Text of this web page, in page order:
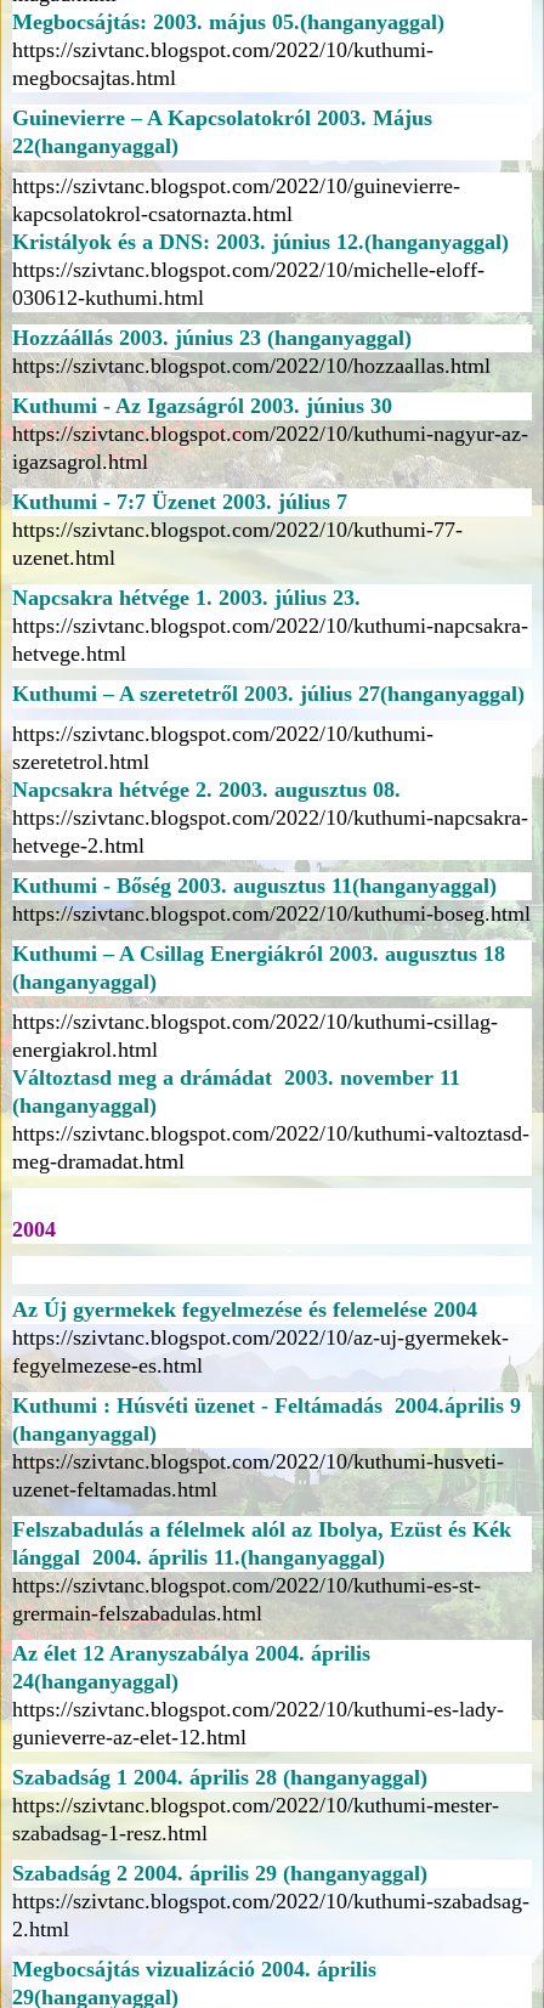
Megbocsájtás: 2003. május 05.(hanganyaggal)
https://szivtanc.blogspot.com/2022/10/kuthumi-
megbocsajtas.html
Guinevierre – A Kapcsolatokról 2003. Május
22(hanganyaggal)
https://szivtanc.blogspot.com/2022/10/guinevierre-
kapcsolatokrol-csatornazta.html
Kristályok és a DNS: 2003. június 12.(hanganyaggal)
https://szivtanc.blogspot.com/2022/10/michelle-eloff-
030612-kuthumi.html
Hozzáállás 2003. június 23 (hanganyaggal)
https://szivtanc.blogspot.com/2022/10/hozzaallas.html
Kuthumi - Az Igazságról 2003. június 30
https://szivtanc.blogspot.com/2022/10/kuthumi-nagyur-az-
igazsagrol.html
Kuthumi - 7:7 Üzenet 2003. július 7
https://szivtanc.blogspot.com/2022/10/kuthumi-77-
uzenet.html
Napcsakra hétvége 1. 2003. július 23.
https://szivtanc.blogspot.com/2022/10/kuthumi-napcsakra-
hetvege.html
Kuthumi – A szeretetről 2003. július 27(hanganyaggal)
https://szivtanc.blogspot.com/2022/10/kuthumi-
szeretetrol.html
Napcsakra hétvége 2. 2003. augusztus 08.
https://szivtanc.blogspot.com/2022/10/kuthumi-napcsakra-
hetvege-2.html
Kuthumi - Bőség 2003. augusztus 11(hanganyaggal)
https://szivtanc.blogspot.com/2022/10/kuthumi-boseg.html
Kuthumi – A Csillag Energiákról 2003. augusztus 18
(hanganyaggal)
https://szivtanc.blogspot.com/2022/10/kuthumi-csillag-
energiakrol.html
Változtasd meg a drámádat 2003. november 11
(hanganyaggal)
https://szivtanc.blogspot.com/2022/10/kuthumi-valtoztasd-
meg-dramadat.html
2004
Az Új gyermekek fegyelmezése és felemelése 2004
https://szivtanc.blogspot.com/2022/10/az-uj-gyermekek-
fegyelmezese-es.html
Kuthumi : Húsvéti üzenet - Feltámadás 2004.április 9
(hanganyaggal)
https://szivtanc.blogspot.com/2022/10/kuthumi-husveti-
uzenet-feltamadas.html
Felszabadulás a félelmek alól az Ibolya, Ezüst és Kék
lánggal 2004. április 11.(hanganyaggal)
https://szivtanc.blogspot.com/2022/10/kuthumi-es-st-
grermain-felszabadulas.html
Az élet 12 Aranyszabálya 2004. április
24(hanganyaggal)
https://szivtanc.blogspot.com/2022/10/kuthumi-es-lady-
gunieverre-az-elet-12.html
Szabadság 1 2004. április 28 (hanganyaggal)
https://szivtanc.blogspot.com/2022/10/kuthumi-mester-
szabadsag-1-resz.html
Szabadság 2 2004. április 29 (hanganyaggal)
https://szivtanc.blogspot.com/2022/10/kuthumi-szabadsag-
2.html
Megbocsájtás vizualizáció 2004. április
29(hanganyaggal)